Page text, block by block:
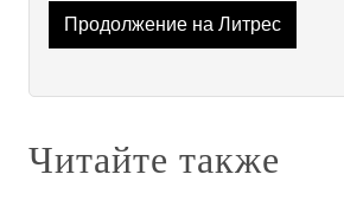
Продолжение на Литрес
Читайте также